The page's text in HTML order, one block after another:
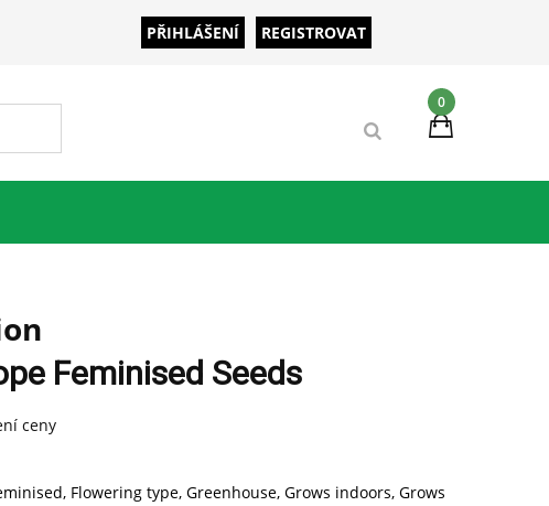
PŘIHLÁŠENÍ REGISTROVAT
0
Feminised Seeds
ceny
, Flowering type, Greenhouse, Grows indoors, Grows